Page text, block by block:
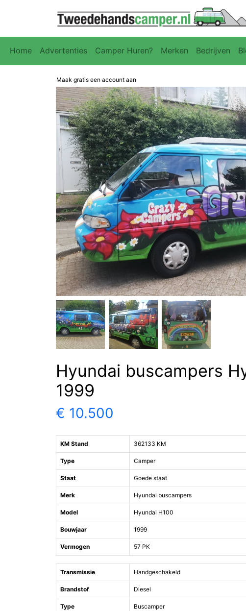
Home Advertenties Camper Huren? Merken Bedrijven
Maak gratis een account aan
Hyundai buscampers
1999
€ 10.500
KM Stand 362133 KM
Type Camper
Staat Goede staat
Merk Hyundai buscampers
Model Hyundai H100
Bouwjaar 1999
Vermogen 57 PK
Transmissie Handgeschakeld
Brandstof Diesel
Type Buscamper